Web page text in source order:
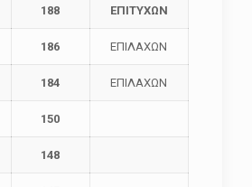
188 ΕΠΙΤΥΧΩΝ
186 ΕΠΙΛΑΧΩΝ
184 ΕΠΙΛΑΧΩΝ
150
148